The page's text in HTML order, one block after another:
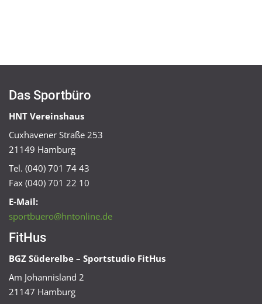
Das Sportbüro
HNT Vereinshaus
Cuxhavener Straße 253
21149 Hamburg
Tel. (040) 701 74 43
Fax (040) 701 22 10
E-Mail:
sportbuero@hntonline.de
FitHus
BGZ Süderelbe – Sportstudio FitHus
Am Johannisland 2
21147 Hamburg